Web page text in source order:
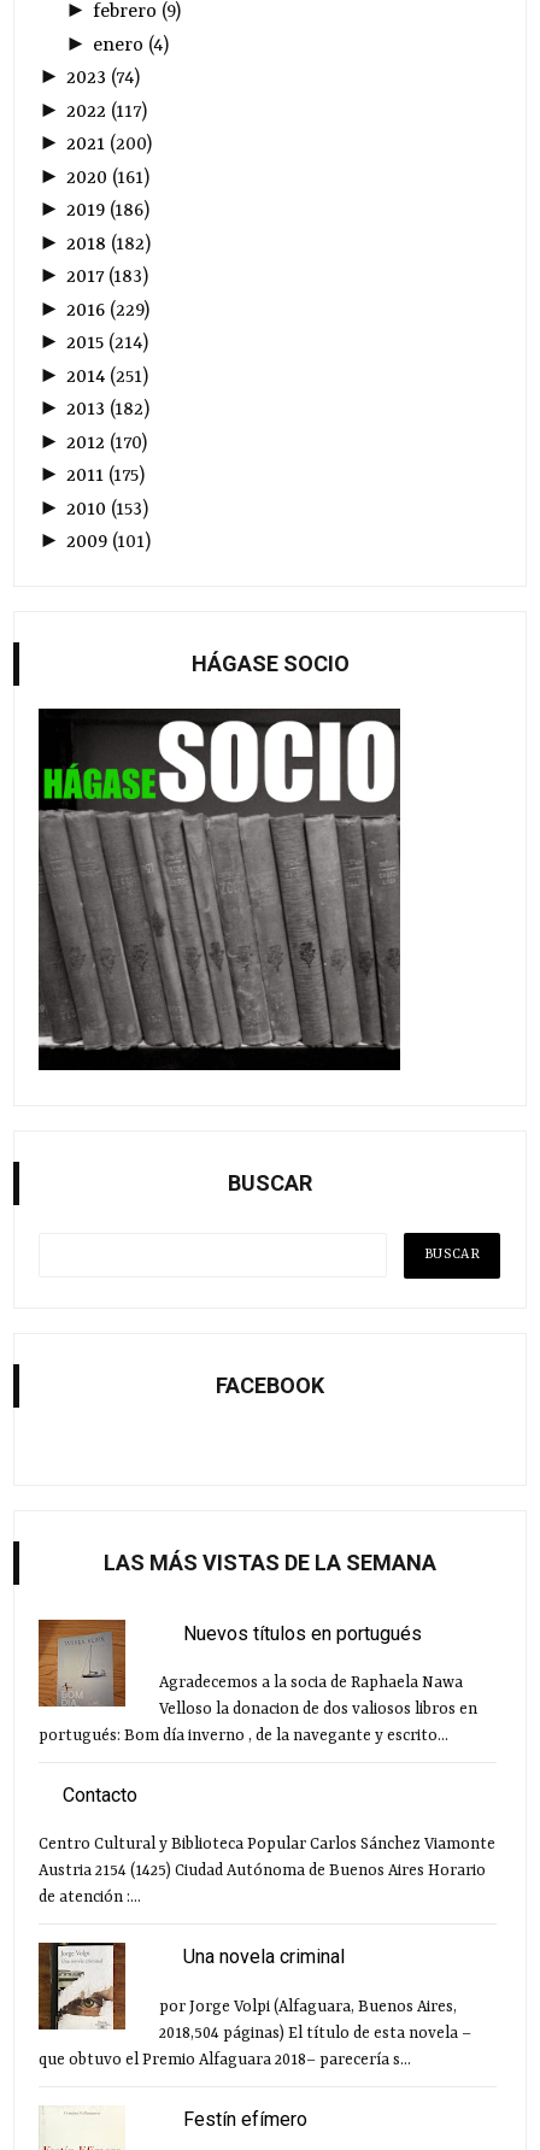
► febrero (9)
► enero (4)
►2023 (74)
► 2022 (117)
►2021 (200)
► 2020 (161)
►2019 (186)
► 2018 (182)
►2017(183)
► 2016 (229)
►2015 (214)
► 2014 (251)
►2013 (182)
► 2012 (170)
►2011 (175)
► 2010 (153)
►2009 (101)
HÁGASE SOCIO
BUSCAR
FACEBOOK
LAS MÁS VISTAS DE LA SEMANA
Nuevos títulos en portugués
Agradecemos a la socia de Raphaela Nawa
Velloso la donacion de dos valiosos libros en
portugués: Bom día inverno , de la navegante y escrito...
Contacto
Centro Cultural y Biblioteca Popular Carlos Sánchez Viamonte
Austria 2154 (1425) Ciudad Autónoma de Buenos Aires Horario
de atención :...
Una novela criminal
por Jorge Volpi (Alfaguara, Buenos Aires,
2018,504 páginas) El título de esta novela –
que obtuvo el Premio Alfaguara 2018– parecería s...
Festín efímero